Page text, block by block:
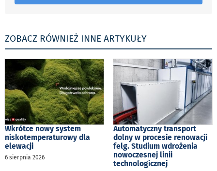
ZOBACZ RÓWNIEŻ INNE ARTYKUŁY
Wkrótce nowy system
niskotemperaturowy dla
elewacji
6 sierpnia 2026
Automatyczny transport
dolny w procesie renowacji
felg. Studium wdrożenia
nowoczesnej linii
technologicznej